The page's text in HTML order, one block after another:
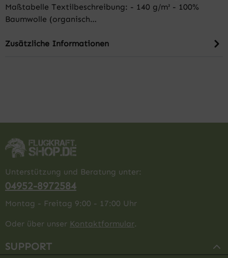
Maßtabelle Textilbeschreibung: - 140 g/m² - 100%
Baumwolle (organisch…
Zusätzliche Informationen
Unterstützung und Beratung unter:
04952-8972584
Montag - Freitag 9:00 - 17:00 Uhr
Oder über unser Kontaktformular.
SUPPORT